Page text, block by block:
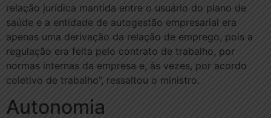
relação jurídica mantida entre o usuário do plano de
saúde e a entidade de autogestão empresarial era
apenas uma derivação da relação de emprego, pois a
regulação era feita pelo contrato de trabalho, por
normas internas da empresa e, às vezes, por acordo
coletivo de trabalho”, ressaltou o ministro.
A​​utonomia